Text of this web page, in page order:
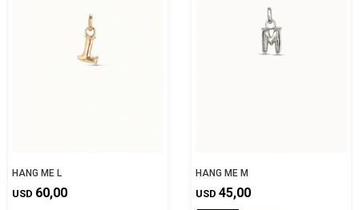
HANG ME L
USD 60,00
HANG ME M
USD 45,00